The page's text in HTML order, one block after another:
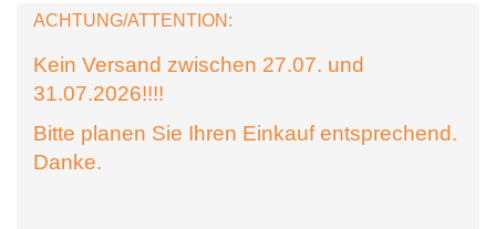
ACHTUNG/ATTENTION:
Kein Versand zwischen 27.07. und
31.07.2026!!!!
Bitte planen Sie Ihren Einkauf entsprechend.
Danke.